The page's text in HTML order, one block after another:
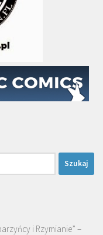
i Rzymianie” –